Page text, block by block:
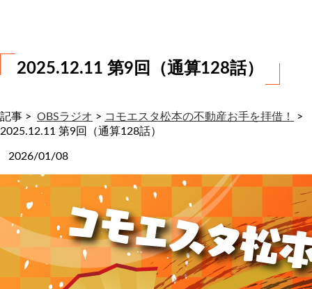
2025.12.11 第9回（通算128話）
記事 > OBSラジオ > コモエスタ松本の不動産お手を拝借！
>
2025.12.11 第9回（通算128話）
2026/01/08